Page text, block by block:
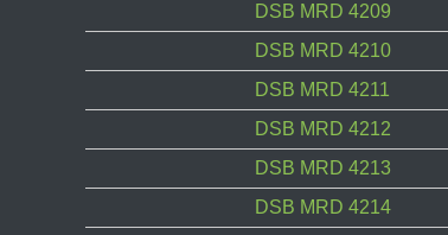
DSB MRD 4209
DSB MRD 4210
DSB MRD 4211
DSB MRD 4212
DSB MRD 4213
DSB MRD 4214